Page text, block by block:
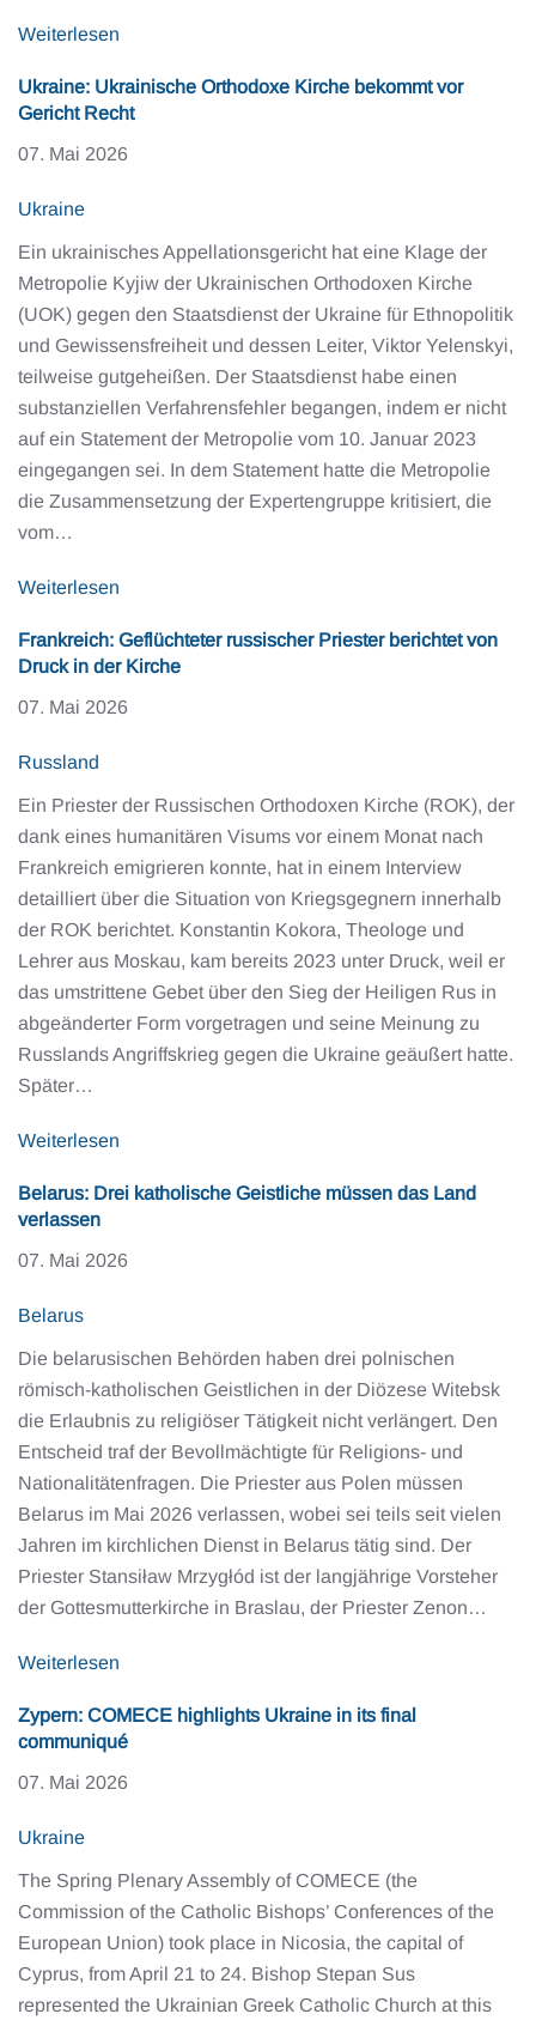
Weiterlesen
Ukraine: Ukrainische Orthodoxe Kirche bekommt vor
Gericht Recht
07. Mai 2026
Ukraine
Ein ukrainisches Appellationsgericht hat eine Klage der
Metropolie Kyjiw der Ukrainischen Orthodoxen Kirche
(UOK) gegen den Staatsdienst der Ukraine für Ethnopolitik
und Gewissensfreiheit und dessen Leiter, Viktor Yelenskyi,
teilweise gutgeheißen. Der Staatsdienst habe einen
substanziellen Verfahrensfehler begangen, indem er nicht
auf ein Statement der Metropolie vom 10. Januar 2023
eingegangen sei. In dem Statement hatte die Metropolie
die Zusammensetzung der Expertengruppe kritisiert, die
vom…
Weiterlesen
Frankreich: Geflüchteter russischer Priester berichtet von
Druck in der Kirche
07. Mai 2026
Russland
Ein Priester der Russischen Orthodoxen Kirche (ROK), der
dank eines humanitären Visums vor einem Monat nach
Frankreich emigrieren konnte, hat in einem Interview
detailliert über die Situation von Kriegsgegnern innerhalb
der ROK berichtet. Konstantin Kokora, Theologe und
Lehrer aus Moskau, kam bereits 2023 unter Druck, weil er
das umstrittene Gebet über den Sieg der Heiligen Rus in
abgeänderter Form vorgetragen und seine Meinung zu
Russlands Angriffskrieg gegen die Ukraine geäußert hatte.
Später…
Weiterlesen
Belarus: Drei katholische Geistliche müssen das Land
verlassen
07. Mai 2026
Belarus
Die belarusischen Behörden haben drei polnischen
römisch-katholischen Geistlichen in der Diözese Witebsk
die Erlaubnis zu religiöser Tätigkeit nicht verlängert. Den
Entscheid traf der Bevollmächtigte für Religions- und
Nationalitätenfragen. Die Priester aus Polen müssen
Belarus im Mai 2026 verlassen, wobei sei teils seit vielen
Jahren im kirchlichen Dienst in Belarus tätig sind. Der
Priester Stansiław Mrzygłód ist der langjährige Vorsteher
der Gottesmutterkirche in Braslau, der Priester Zenon…
Weiterlesen
Zypern: COMECE highlights Ukraine in its final
communiqué
07. Mai 2026
Ukraine
The Spring Plenary Assembly of COMECE (the
Commission of the Catholic Bishops’ Conferences of the
European Union) took place in Nicosia, the capital of
Cyprus, from April 21 to 24. Bishop Stepan Sus
represented the Ukrainian Greek Catholic Church at this